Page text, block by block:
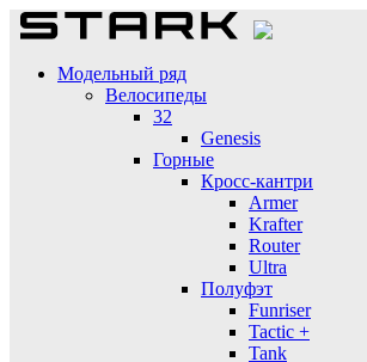
Модельный ряд
Велосипеды
32
Genesis
Горные
Кросс-кантри
Armer
Krafter
Router
Ultra
Полуфэт
Funriser
Tactic +
Tank